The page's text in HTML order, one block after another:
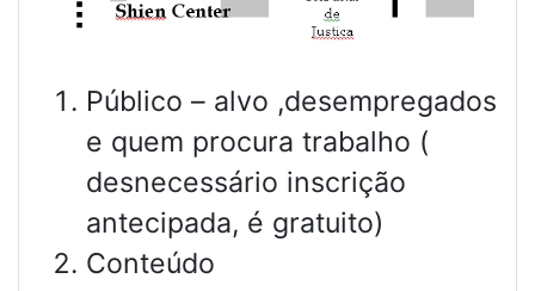
Público – alvo ,desempregados
e quem procura trabalho (
desnecessário inscrição
antecipada, é gratuito)
Conteúdo